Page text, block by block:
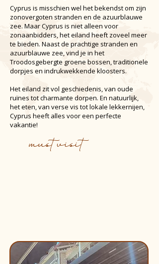
Cyprus is misschien wel het bekendst om zijn
zonovergoten stranden en de azuurblauwe
zee. Maar Cyprus is niet alleen voor
zonaanbidders, het eiland heeft zoveel meer
te bieden. Naast de prachtige stranden en
azuurblauwe zee, vind je in het
Troodosgebergte groene bossen, traditionele
dorpjes en indrukwekkende kloosters.
Het eiland zit vol geschiedenis, van oude
ruïnes tot charmante dorpen. En natuurlijk,
het eten, van verse vis tot lokale lekkernijen,
Cyprus heeft alles voor een perfecte
vakantie!
must visit